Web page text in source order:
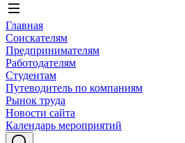
Главная
Соискателям
Предпринимателям
Работодателям
Студентам
Путеводитель по компаниям
Рынок труда
Новости сайта
Календарь мероприятий